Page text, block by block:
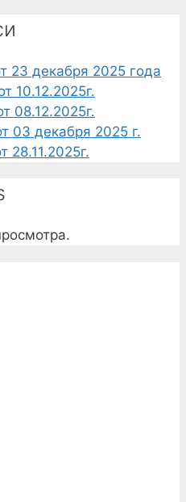
23 декабря 2025 года
10.12.2025г.
08.12.2025г.
03 декабря 2025 г.